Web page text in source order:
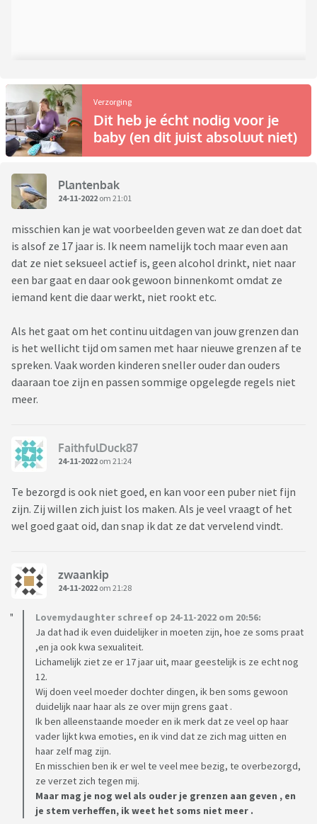
Verzorging
Dit heb je écht nodig voor je
baby (en dit juist absoluut niet)
Plantenbak
24-11-2022 om 21:01
misschien kan je wat voorbeelden geven wat ze dan doet dat
is alsof ze 17 jaar is. Ik neem namelijk toch maar even aan
dat ze niet seksueel actief is, geen alcohol drinkt, niet naar
een bar gaat en daar ook gewoon binnenkomt omdat ze
iemand kent die daar werkt, niet rookt etc.
Als het gaat om het continu uitdagen van jouw grenzen dan
is het wellicht tijd om samen met haar nieuwe grenzen af te
spreken. Vaak worden kinderen sneller ouder dan ouders
daaraan toe zijn en passen sommige opgelegde regels niet
meer.
FaithfulDuck87
24-11-2022 om 21:24
Te bezorgd is ook niet goed, en kan voor een puber niet fijn
zijn. Zij willen zich juist los maken. Als je veel vraagt of het
wel goed gaat oid, dan snap ik dat ze dat vervelend vindt.
zwaankip
24-11-2022 om 21:28
Lovemydaughter schreef op 24-11-2022 om 20:56:
Ja dat had ik even duidelijker in moeten zijn, hoe ze soms praat
,en ja ook kwa sexualiteit.
Lichamelijk ziet ze er 17 jaar uit, maar geestelijk is ze echt nog
12.
Wij doen veel moeder dochter dingen, ik ben soms gewoon
duidelijk naar haar als ze over mijn grens gaat .
Ik ben alleenstaande moeder en ik merk dat ze veel op haar
vader lijkt kwa emoties, en ik vind dat ze zich mag uitten en
haar zelf mag zijn.
En misschien ben ik er wel te veel mee bezig, te overbezorgd,
ze verzet zich tegen mij.
Maar mag je nog wel als ouder je grenzen aan geven , en
je stem verheffen, ik weet het soms niet meer .